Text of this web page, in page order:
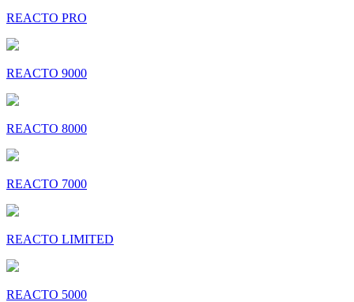
REACTO PRO
REACTO 9000
REACTO 8000
REACTO 7000
REACTO LIMITED
REACTO 5000